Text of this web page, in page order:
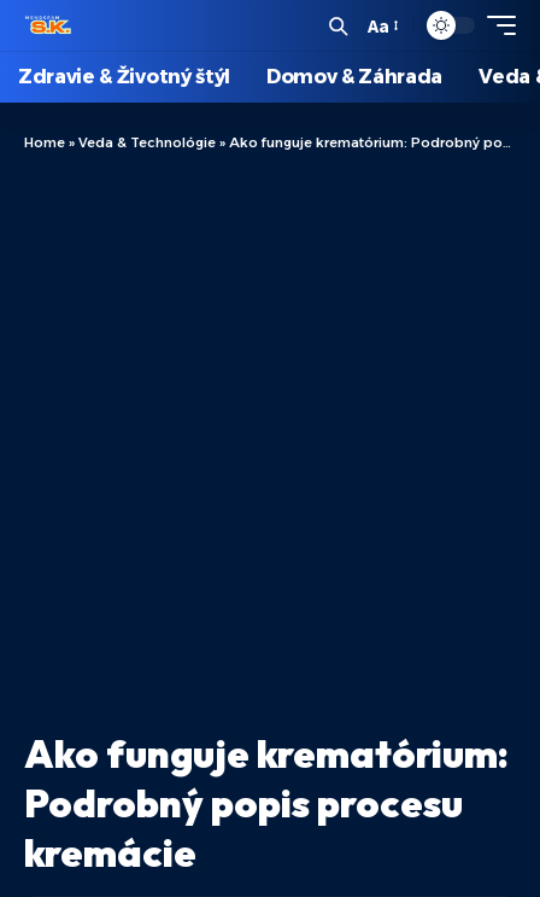
Aa
Zdravie & Životný štýl Domov & Záhrada Veda
Home » Veda & Technológie » Ako funguje krematórium: Podrobný popis procesu kremácie
Ako funguje krematórium:
Podrobný popis procesu
kremácie